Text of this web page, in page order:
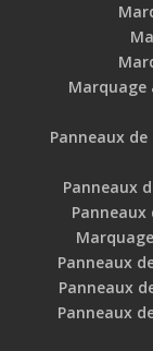
Marquage
Panneaux
Panneaux
Panneaux
Panneaux
Panneaux